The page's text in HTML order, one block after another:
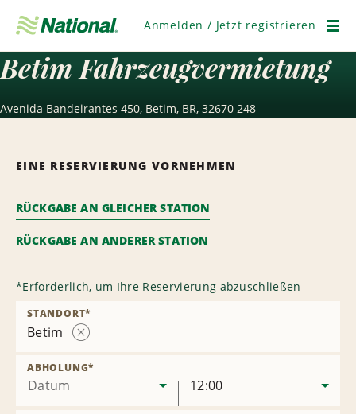
überspringen
Anmelden / Jetzt registrieren
Betim Fahrzeugvermietung
Avenida Bandeirantes 450, Betim, BR, 32670 248
EINE RESERVIERUNG VORNEHMEN
RÜCKGABE AN GLEICHER STATION
RÜCKGABE AN ANDERER STATION
*Erforderlich, um Ihre Reservierung abzuschließen
Betim
entfernen
STANDORT*
Datum
ABHOLUNG*
12:00